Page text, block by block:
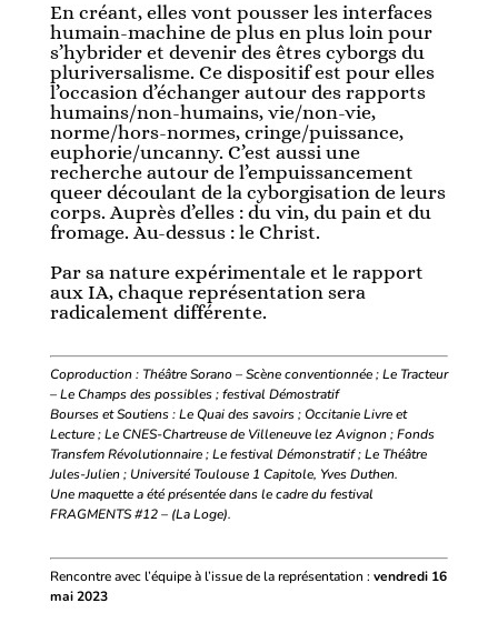
En créant, elles vont pousser les interfaces
humain-machine de plus en plus loin pour
s’hybrider et devenir des êtres cyborgs du
pluriversalisme. Ce dispositif est pour elles
l’occasion d’échanger autour des rapports
humains/non-humains, vie/non-vie,
norme/hors-normes, cringe/puissance,
euphorie/uncanny. C’est aussi une
recherche autour de l’empuissancement
queer découlant de la cyborgisation de leurs
corps. Auprès d’elles : du vin, du pain et du
fromage. Au-dessus : le Christ.
Par sa nature expérimentale et le rapport
aux IA, chaque représentation sera
radicalement différente.
Coproduction : Théâtre Sorano – Scène conventionnée ; Le Tracteur
– Le Champs des possibles ; festival Démostratif
Bourses et Soutiens : Le Quai des savoirs ; Occitanie Livre et
Lecture ; Le CNES-Chartreuse de Villeneuve lez Avignon ; Fonds
Transfem Révolutionnaire ; Le festival Démonstratif ; Le Théâtre
Jules-Julien ; Université Toulouse 1 Capitole, Yves Duthen.
Une maquette a été présentée dans le cadre du festival
FRAGMENTS #12 – (La Loge).
Rencontre avec l’équipe à l’issue de la représentation : vendredi 16
mai 2023